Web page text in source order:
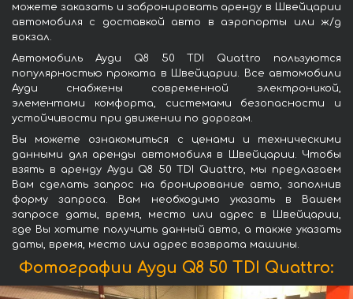
можете заказать и забронировать аренду в Швейцарии
автомобиля с доставкой авто в аэропорты или ж/д
вокзал.
Автомобиль Ауди Q8 50 TDI Quattro пользуются
популярностью проката в Швейцарии. Все автомобили
Ауди снабжены современной электроникой,
элементами комфорта, системами безопасности и
устойчивости при движении по дорогам.
Вы можете ознакомиться с ценами и техническими
данными для аренды автомобиля в Швейцарии. Чтобы
взять в аренду Ауди Q8 50 TDI Quattro, мы предлагаем
Вам сделать запрос на бронирование авто, заполнив
форму запроса. Вам необходимо указать в Вашем
запросе даты, время, место или адрес в Швейцарии,
где Вы хотите получить данный авто, а также указать
даты, время, место или адрес возврата машины.
Фотографии Ауди Q8 50 TDI Quattro: